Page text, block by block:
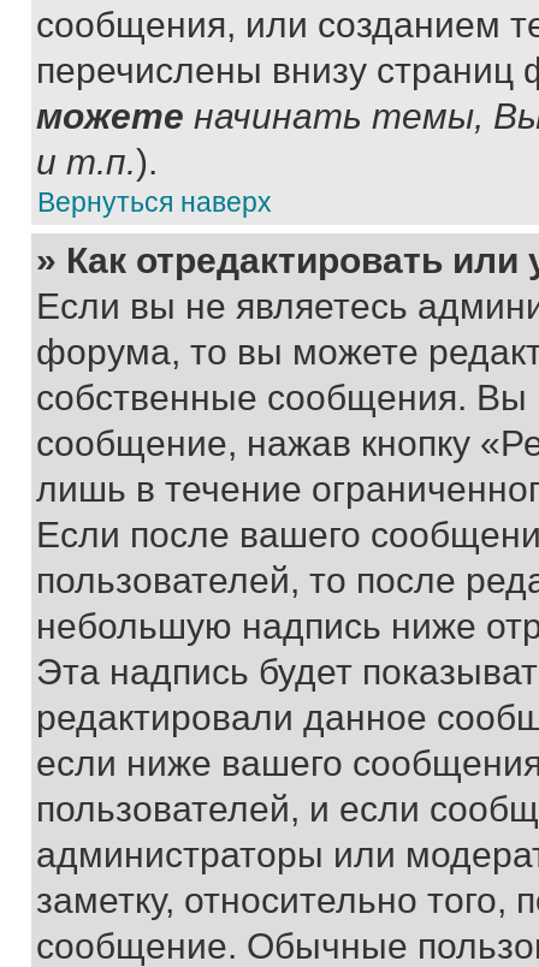
сообщения, или созданием
перечислены внизу
можете начинать темы,
и т.п.).
Вернуться наверх
» Как отредактировать
Если вы не являетесь
форума, то вы можете
собственные сообщения. Вы
сообщение, нажав кнопку
лишь в течение
Если после вашего
пользователей, то после
небольшую надпись ниже
Эта надпись будет
редактировали данное
если ниже вашего
пользователей, и если
администраторы или
заметку, относительно
сообщение. Обычные